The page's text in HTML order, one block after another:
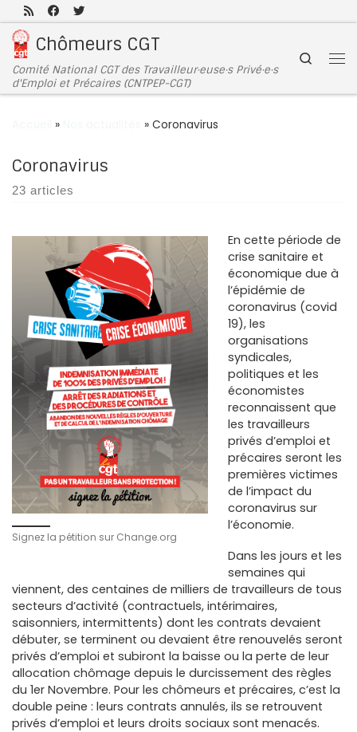
Passer au contenu
Chômeurs CGT
Comité National CGT des Travailleur·euse·s Privé·e·s
d'Emploi et Précaires (CNTPEP-CGT)
Search
» » Coronavirus
Coronavirus
23 articles
Signez la pétition sur Change.org
En cette période de
crise sanitaire et
économique due à
l’épidémie de
coronavirus (covid
19), les
organisations
syndicales,
politiques et les
économistes
reconnaissent que
les travailleurs
privés d’emploi et
précaires seront les
premières victimes
de l’impact du
coronavirus sur
l’économie.
Dans les jours et les
semaines qui
viennent, des centaines de milliers de travailleurs de tous
secteurs d’activité (contractuels, intérimaires,
saisonniers, intermittents) dont les contrats devaient
débuter, se terminent ou devaient être renouvelés seront
privés d’emploi et subiront la baisse ou la perte de leur
allocation chômage depuis le durcissement des règles
du 1er Novembre. Pour les chômeurs et précaires, c’est la
double peine : leurs contrats annulés, ils se retrouvent
privés d’emploi et leurs droits sociaux sont menacés.